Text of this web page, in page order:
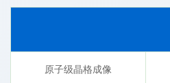
原子级晶格成像